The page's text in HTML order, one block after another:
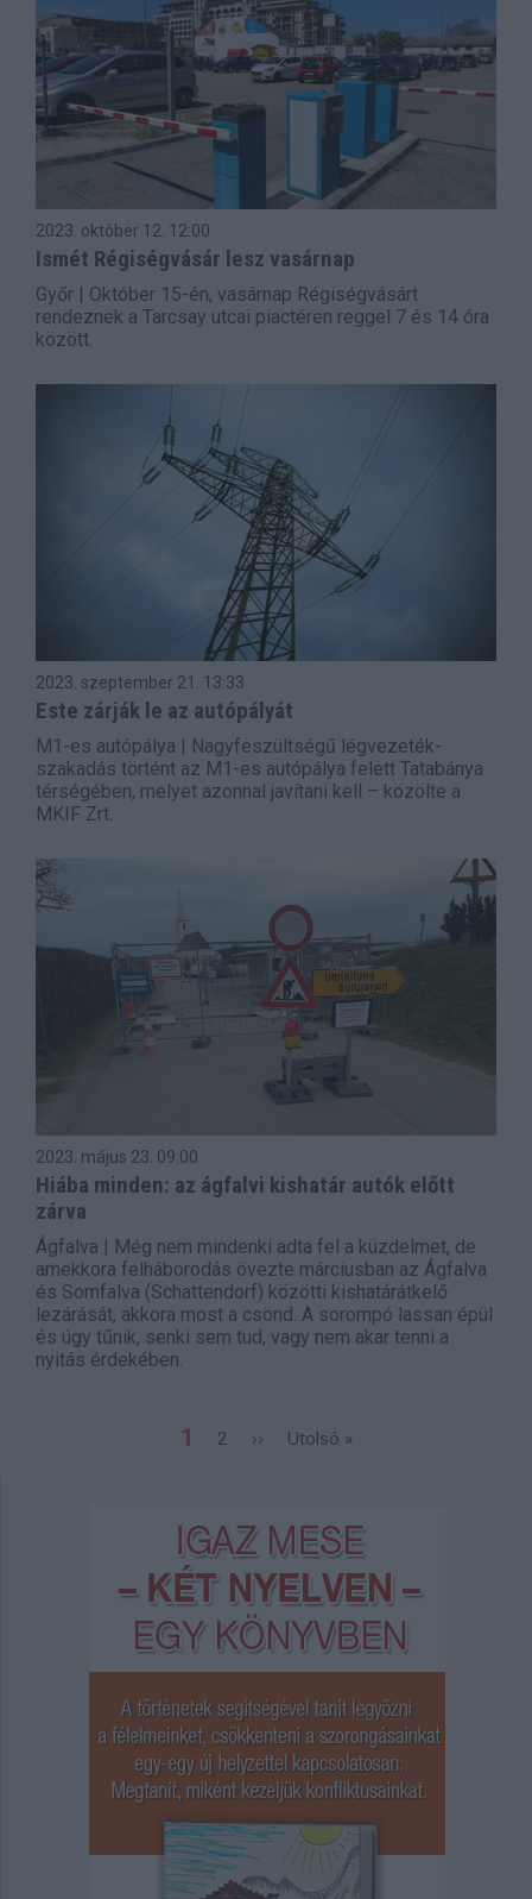
2023. október 12. 12:00
Ismét Régiségvásár lesz vasárnap
Győr | Október 15-én, vasárnap Régiségvásárt
rendeznek a Tarcsay utcai piactéren reggel 7 és 14 óra
között.
2023. szeptember 21. 13:33
Este zárják le az autópályát
M1-es autópálya | Nagyfeszültségű légvezeték-
szakadás történt az M1-es autópálya felett Tatabánya
térségében, melyet azonnal javítani kell – közölte a
MKIF Zrt.
2023. május 23. 09:00
Hiába minden: az ágfalvi kishatár autók előtt
zárva
Ágfalva | Még nem mindenki adta fel a küzdelmet, de
amekkora felháborodás övezte márciusban az Ágfalva
és Somfalva (Schattendorf) közötti kishatárátkelő
lezárását, akkora most a csönd. A sorompó lassan épül
és úgy tűnik, senki sem tud, vagy nem akar tenni a
nyitás érdekében.
Jelenlegi
1 Page
2
Következő
››
Utolsó
Utolsó »